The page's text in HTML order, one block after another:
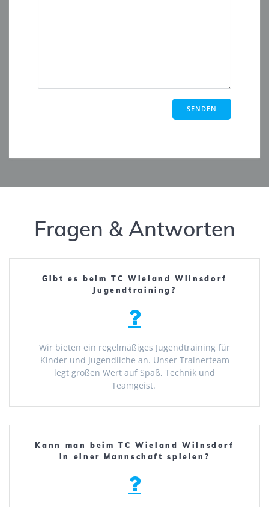
Fragen & Antworten
Gibt es beim TC Wieland Wilnsdorf
Jugendtraining?
Wir bieten ein regelmäßiges Jugendtraining für
Kinder und Jugendliche an. Unser Trainerteam
legt großen Wert auf Spaß, Technik und
Teamgeist.
Kann man beim TC Wieland Wilnsdorf
in einer Mannschaft spielen?